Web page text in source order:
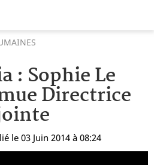
: Sophie Le
Directrice
le 03 Juin 2014 à 08:24